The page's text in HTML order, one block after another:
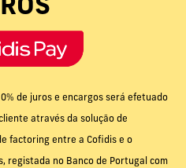
de juros e encargos será efetuado
através da solução de
factoring entre a Cofidis e o
registada no Banco de Portugal com